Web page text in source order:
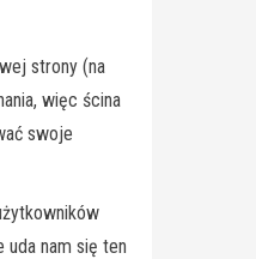
strony (na
więc ścina
swoje
nam się ten